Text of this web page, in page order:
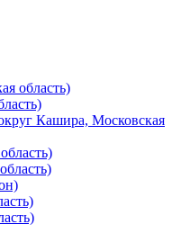
область)
Кашира, Московская